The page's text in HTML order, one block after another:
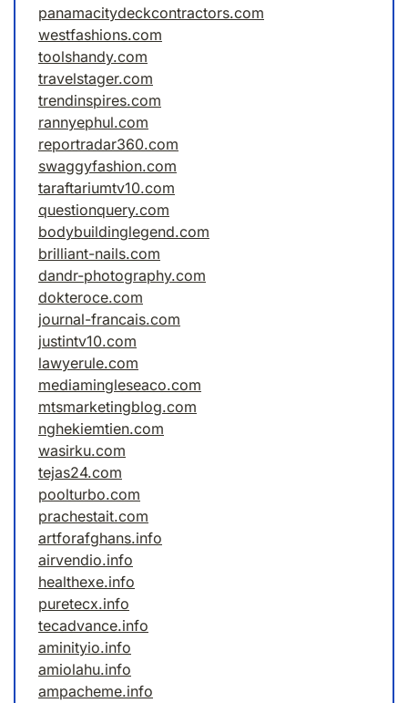
panamacitydeckcontractors.com
westfashions.com
toolshandy.com
travelstager.com
trendinspires.com
rannyephul.com
reportradar360.com
swaggyfashion.com
taraftariumtv10.com
questionquery.com
bodybuildinglegend.com
brilliant-nails.com
dandr-photography.com
dokteroce.com
journal-francais.com
justintv10.com
lawyerule.com
mediamingleseaco.com
mtsmarketingblog.com
nghekiemtien.com
wasirku.com
tejas24.com
poolturbo.com
prachestait.com
artforafghans.info
airvendio.info
healthexe.info
puretecx.info
tecadvance.info
aminityio.info
amiolahu.info
ampacheme.info